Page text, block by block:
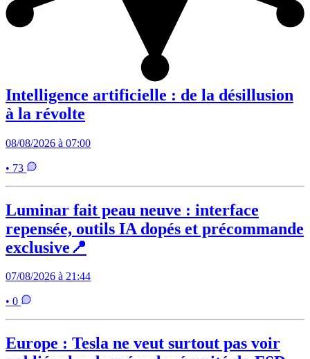
Intelligence artificielle : de la désillusion
à la révolte
08/08/2026 à 07:00
• 73
Luminar fait peau neuve : interface
repensée, outils IA dopés et précommande
exclusive📍
07/08/2026 à 21:44
• 0
Europe : Tesla ne veut surtout pas voir